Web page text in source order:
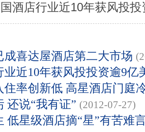
酒店行业近10年获风投
成喜达屋酒店第二大市场
业近10年获风投投资逾9亿
住率创新低 高星酒店门庭
还说“我有证” (2012-07-27)
低星级酒店摘“星”有苦难